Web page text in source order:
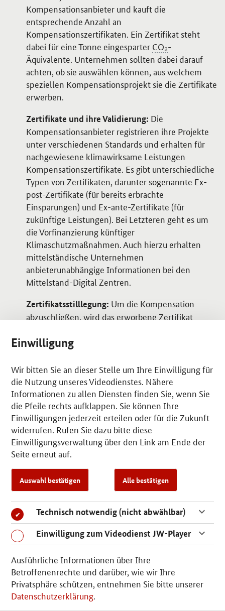
Kompensationsanbieter und kauft die
entsprechende Anzahl an
Kompensationszertifikaten. Ein Zertifikat steht
dabei für eine Tonne eingesparter CO₂-
Äquivalente. Unternehmen sollten dabei darauf
achten, ob sie auswählen können, aus welchem
speziellen Kompensationsprojekt sie die Zertifikate
erwerben.
Zertifikate und ihre Validierung: Die
Kompensationsanbieter registrieren ihre Projekte
unter verschiedenen Standards und erhalten für
nachgewiesene klimawirksame Leistungen
Kompensationszertifikate. Es gibt unterschiedliche
Typen von Zertifikaten, darunter sogenannte Ex-
post-Zertifikate (für bereits erbrachte
Einsparungen) und Ex-ante-Zertifikate (für
zukünftige Leistungen). Bei Letzteren geht es um
die Vorfinanzierung künftiger
Klimaschutzmaßnahmen. Auch hierzu erhalten
mittelständische Unternehmen
anbieterunabhängige Informationen bei den
Mittelstand-Digital Zentren.
Zertifikatsstilllegung: Um die Kompensation
abzuschließen, wird das erworbene Zertifikat
einmal verwendet wird. Unternehmen sollten stets
anfordern. Nur so ist die Transparenz des Prozesses
gewährleistet.
Weiterlesen: Blick in die Praxis –Schritt für Schritt
in die Klimaneutralität
Link- und Lesetipps
Europäische Kommission
Externer
Link:
Der europäische Grüne Deal
Öffnet Einzelsicht
Bundesministerium für Arbeit und Soziales
Externer
Link:
CSR DIN ISO 26000 (als PDF)
Öffnet Einzelsicht
Einwilligung
Wir bitten Sie an dieser Stelle um Ihre Einwilligung für
die Nutzung unseres Videodienstes. Nähere
Informationen zu allen Diensten finden Sie, wenn Sie
die Pfeile rechts aufklappen. Sie können Ihre
Einwilligungen jederzeit erteilen oder für die Zukunft
widerrufen. Rufen Sie dazu bitte diese
Einwilligungsverwaltung über den Link am Ende der
Seite erneut auf.
Auswahl bestätigen Alle bestätigen
Technisch notwendig (nicht abwählbar)
Einwilligung zum Videodienst JW-Player
Ausführliche Informationen über Ihre
Betroffenenrechte und darüber, wie wir Ihre
Privatsphäre schützen, entnehmen Sie bitte unserer
Datenschutzerklärung.